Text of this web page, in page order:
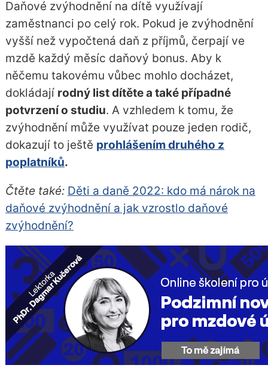
Daňové zvýhodnění na dítě využívají
zaměstnanci po celý rok. Pokud je zvýhodnění
vyšší než vypočtená daň z příjmů, čerpají ve
mzdě každý měsíc daňový bonus. Aby k
něčemu takovému vůbec mohlo docházet,
dokládají rodný list dítěte a také případné
potvrzení o studiu. A vzhledem k tomu, že
zvýhodnění může využívat pouze jeden rodič,
dokazují to ještě prohlášením druhého z
poplatníků.
Čtěte také: Děti a daně 2022: kdo má nárok na
daňové zvýhodnění a jak vzrostlo daňové
zvýhodnění?